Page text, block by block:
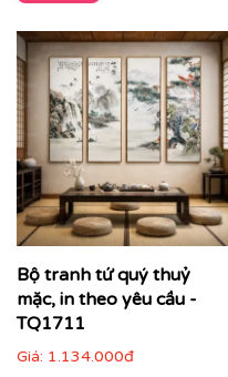
Bộ tranh tứ quý thuỷ
mặc, in theo yêu cầu -
TQ1711
Giá: 1.134.000đ